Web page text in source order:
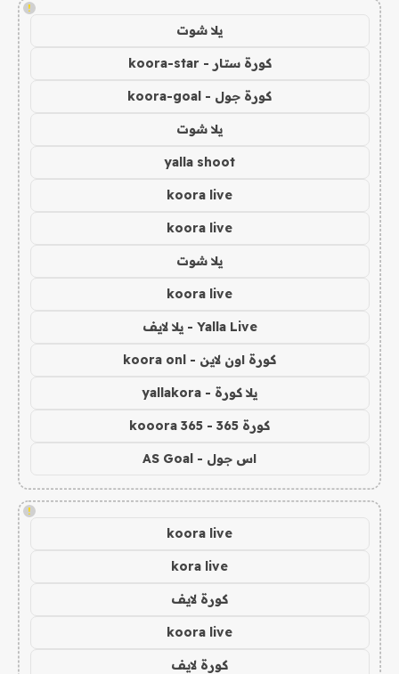
!
يلا شوت
كورة ستار - koora-star
كورة جول - koora-goal
يلا شوت
yalla shoot
koora live
koora live
يلا شوت
koora live
Yalla Live - يلا لايف
كورة اون لاين - koora onl
يلا كورة - yallakora
كورة 365 - kooora 365
اس جول - AS Goal
!
koora live
kora live
كورة لايف
koora live
كورة لايف